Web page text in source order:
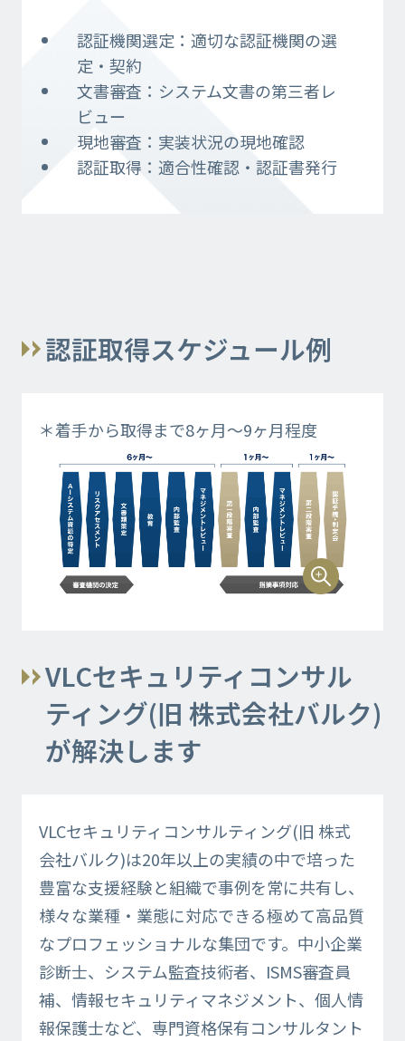
認証機関選定：適切な認証機関の選
定・契約​
文書審査：システム文書の第三者レ
ビュー​
現地審査：実装状況の現地確認​
認証取得：適合性確認・認証書発行
認証取得スケジュール例​
＊着手から取得まで8ヶ月～9ヶ月程度
VLCセキュリティコンサル
ティング(旧 株式会社バルク)
が解決します
VLCセキュリティコンサルティング(旧 株式
会社バルク)は20年以上の実績の中で培った
豊富な支援経験と組織で事例を常に共有し、
様々な業種・業態に対応できる極めて高品質
なプロフェッショナルな集団です。中小企業
診断士、システム監査技術者、ISMS審査員
補、情報セキュリティマネジメント、個人情
報保護士など、専門資格保有コンサルタント